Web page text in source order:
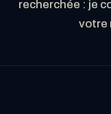
recherchée : je
votre